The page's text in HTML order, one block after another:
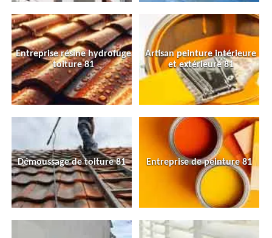
Entreprise résine hydrofuge
toiture 81
Artisan peinture intérieure
et extérieure 81
Démoussage de toiture 81 Entreprise de peinture 81